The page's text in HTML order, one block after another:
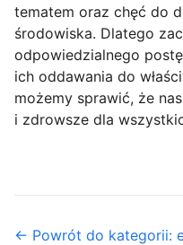
tematem oraz chęć do
środowiska. Dlatego
odpowiedzialnego
ich oddawania do
możemy sprawić, że
i zdrowsze dla
← Powrót do kategorii: